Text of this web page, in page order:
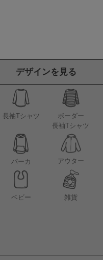
デザインを見る
長袖Tシャツ
ボーダー
長袖Tシャツ
パーカ アウター
ベビー 雑貨